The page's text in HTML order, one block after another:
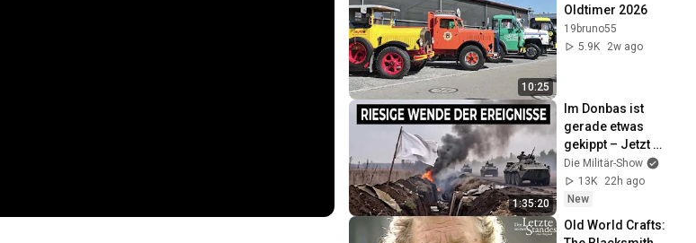
10:25
Oldtimer 2026
19bruno55
5.9K
2w ago
1:35:20
Im Donbas ist
gerade etwas
gekippt – Jetzt
genau hinschauen!
| Andere
Kriegsberichte
Die Militär-Show
13K
22h ago
New
Old World Crafts: